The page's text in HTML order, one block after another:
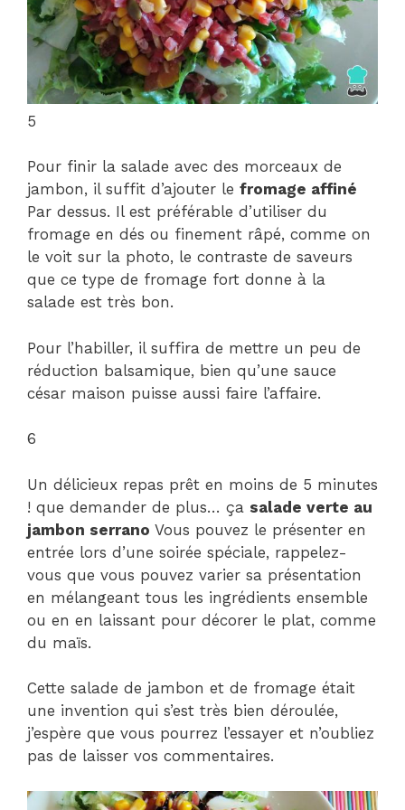
5
Pour finir la salade avec des morceaux de
jambon, il suffit d’ajouter le fromage affiné
Par dessus. Il est préférable d’utiliser du
fromage en dés ou finement râpé, comme on
le voit sur la photo, le contraste de saveurs
que ce type de fromage fort donne à la
salade est très bon.
Pour l’habiller, il suffira de mettre un peu de
réduction balsamique, bien qu’une sauce
césar maison puisse aussi faire l’affaire.
6
Un délicieux repas prêt en moins de 5 minutes
! que demander de plus… ça salade verte au
jambon serrano Vous pouvez le présenter en
entrée lors d’une soirée spéciale, rappelez-
vous que vous pouvez varier sa présentation
en mélangeant tous les ingrédients ensemble
ou en en laissant pour décorer le plat, comme
du maïs.
Cette salade de jambon et de fromage était
une invention qui s’est très bien déroulée,
j’espère que vous pourrez l’essayer et n’oubliez
pas de laisser vos commentaires.